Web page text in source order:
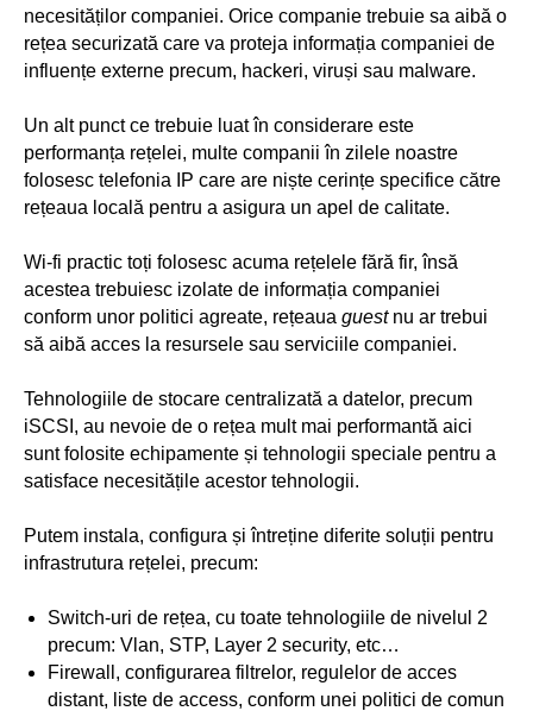
necesităților companiei. Orice companie trebuie sa aibă o
rețea securizată care va proteja informația companiei de
influențe externe precum, hackeri, viruși sau malware.
Un alt punct ce trebuie luat în considerare este
performanța rețelei, multe companii în zilele noastre
folosesc telefonia IP care are niște cerințe specifice către
rețeaua locală pentru a asigura un apel de calitate.
Wi-fi practic toți folosesc acuma rețelele fără fir, însă
acestea trebuiesc izolate de informația companiei
conform unor politici agreate, rețeaua guestnu ar trebui
să aibă acces la resursele sau serviciile companiei.
Tehnologiile de stocare centralizată a datelor, precum
iSCSI, au nevoie de o rețea mult mai performantă aici
sunt folosite echipamente și tehnologii speciale pentru a
satisface necesitățile acestor tehnologii.
Putem instala, configura și întreține diferite soluții pentru
infrastrutura rețelei, precum:
Switch-uri de rețea, cu toate tehnologiile de nivelul 2
precum: Vlan, STP, Layer 2 security, etc…
Firewall, configurarea filtrelor, regulelor de acces
distant, liste de access, conform unei politici de comun